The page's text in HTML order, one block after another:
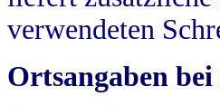
verwendeten
Ortsangaben